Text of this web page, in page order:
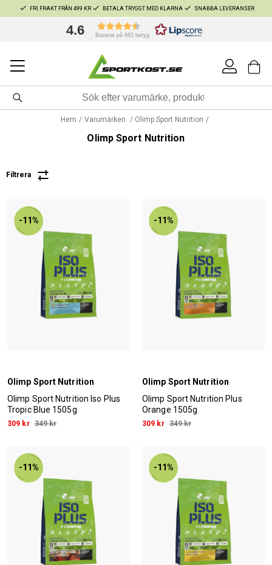
FRI FRAKT FRÅN 499 KR BETALA TRYGGT MED KLARNA SNABBA LEVERANSER
4.6 Baserat på 682 betyg
Hem Varumärken Olimp Sport Nutrition
Olimp Sport Nutrition
Filtrera
-11%
Olimp Sport Nutrition
Olimp Sport Nutrition Iso Plus
Tropic Blue 1505g
309 kr 349 kr
-11%
Olimp Sport Nutrition
Olimp Sport Nutrition Plus
Orange 1505g
309 kr 349 kr
-11% -11%